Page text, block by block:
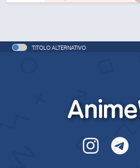
One Piece: Le
Special - 2005 - 42 min/ep
TITOLO ALTERNATIVO